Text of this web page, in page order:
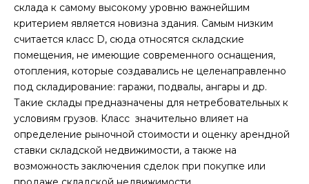
склада к самому высокому уровню важнейшим
критерием является новизна здания. Самым низким
считается класс D, сюда относятся складские
помещения, не имеющие современного оснащения,
отопления, которые создавались не целенаправленно
под складирование: гаражи, подвалы, ангары и др.
Такие склады предназначены для нетребовательных к
условиям грузов. Класс значительно влияет на
определение рыночной стоимости и оценку арендной
ставки складской недвижимости, а также на
возможность заключения сделок при покупке или